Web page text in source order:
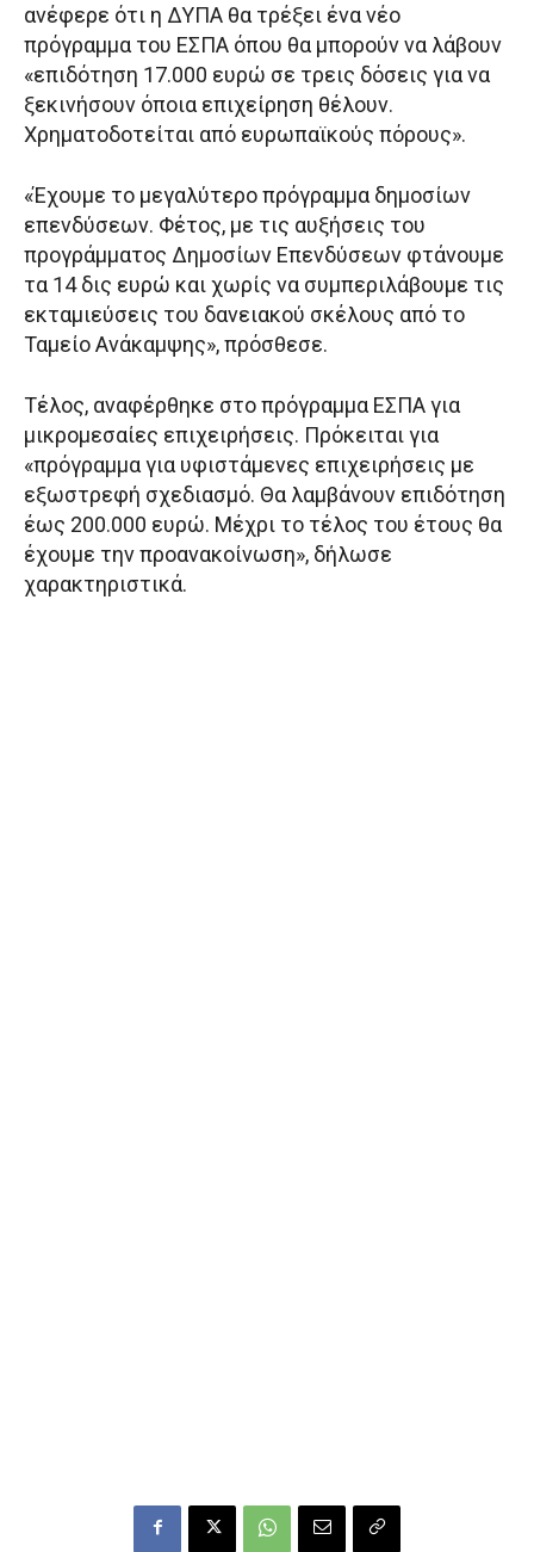
ανέφερε ότι η ΔΥΠΑ θα τρέξει ένα νέο
πρόγραμμα του ΕΣΠΑ όπου θα μπορούν να λάβουν
«επιδότηση 17.000 ευρώ σε τρεις δόσεις για να
ξεκινήσουν όποια επιχείρηση θέλουν.
Χρηματοδοτείται από ευρωπαϊκούς πόρους».
«Έχουμε το μεγαλύτερο πρόγραμμα δημοσίων
επενδύσεων. Φέτος, με τις αυξήσεις του
προγράμματος Δημοσίων Επενδύσεων φτάνουμε
τα 14 δις ευρώ και χωρίς να συμπεριλάβουμε τις
εκταμιεύσεις του δανειακού σκέλους από το
Ταμείο Ανάκαμψης», πρόσθεσε.
Τέλος, αναφέρθηκε στο πρόγραμμα ΕΣΠΑ για
μικρομεσαίες επιχειρήσεις. Πρόκειται για
«πρόγραμμα για υφιστάμενες επιχειρήσεις με
εξωστρεφή σχεδιασμό. Θα λαμβάνουν επιδότηση
έως 200.000 ευρώ. Μέχρι το τέλος του έτους θα
έχουμε την προανακοίνωση», δήλωσε
χαρακτηριστικά.